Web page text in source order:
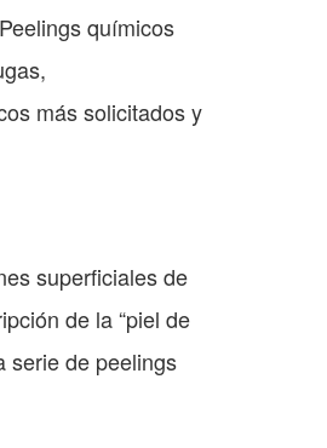
químicos
más solicitados y
superficiales de
de la “piel de
serie de peelings